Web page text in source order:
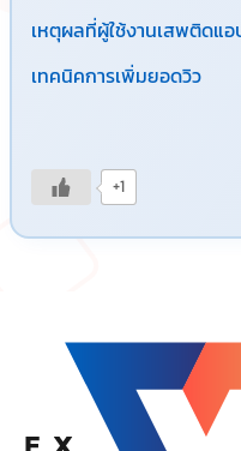
เหตุผลที่ผู้ใช้งานเสพติดแอ
เทคนิคการเพิ่มยอดวิว
+1